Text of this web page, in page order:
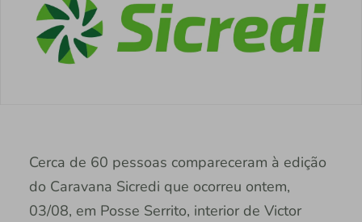
Cerca de 60 pessoas compareceram à edição
do Caravana Sicredi que ocorreu ontem,
03/08, em Posse Serrito, interior de Victor